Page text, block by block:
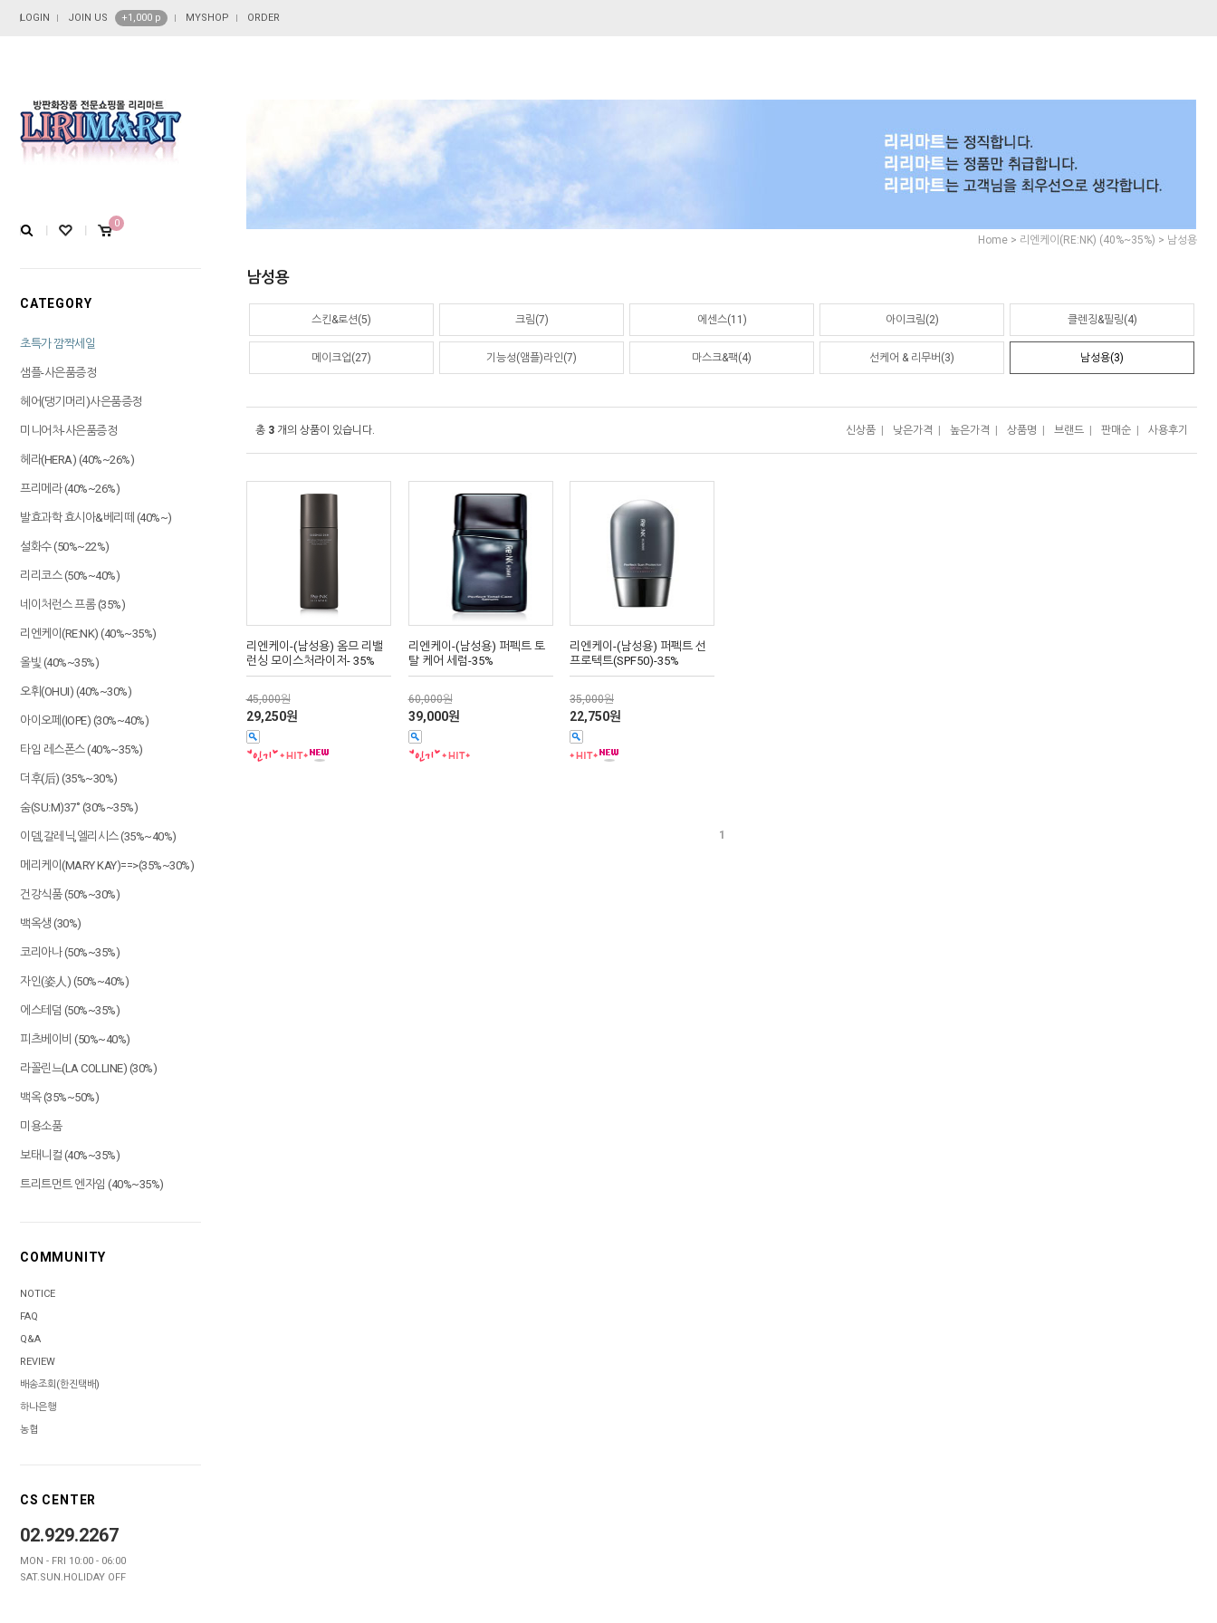
LOGIN JOIN US +1,000 p MYSHOP ORDER
0
CATEGORY
초특가 깜짝세일
샘플-사은품증정
헤어(댕기머리)사은품증정
미니어처-사은품증정
헤라(HERA) (40%~26%)
프리메라 (40%~26%)
발효과학 효시아&베리떼 (40%~)
설화수 (50%~22%)
리리코스 (50%~40%)
네이처런스 프롬 (35%)
리엔케이(RE:NK) (40%~35%)
올빛 (40%~35%)
오휘(OHUI) (40%~30%)
아이오페(IOPE) (30%~40%)
타임 레스폰스 (40%~35%)
더후(后) (35%~30%)
숨(SU:M)37˚ (30%~35%)
이뎀,갈레닉,엘리시스 (35%~40%)
메리케이(MARY KAY)==>(35%~30%)
건강식품 (50%~30%)
백옥생 (30%)
코리아나 (50%~35%)
자인(姿人) (50%~40%)
에스테덤 (50%~35%)
피츠베이비 (50%~40%)
라꼴린느(LA COLLINE) (30%)
백옥 (35%~50%)
미용소품
보태니컬 (40%~35%)
트리트먼트 엔자임 (40%~35%)
COMMUNITY
NOTICE
FAQ
Q&A
REVIEW
배송조회(한진택배)
하나은행
농협
CS CENTER
02.929.2267
MON - FRI 10:00 - 06:00
SAT.SUN.HOLIDAY OFF
Home > 리엔케이(RE:NK) (40%~35%) > 남성용
남성용
스킨&로션(5) 크림(7) 에센스(11) 아이크림(2) 클렌징&필링(4)
메이크업(27) 기능성(앰플)라인(7) 마스크&팩(4) 선케어 & 리무버(3) 남성용(3)
총 3 개의 상품이 있습니다. 신상품 낮은가격 높은가격 상품명 브랜드 판매순 사용후기
리엔케이-(남성용) 옴므 리밸
런싱 모이스처라이저- 35%
45,000원
29,250원
리엔케이-(남성용) 퍼펙트 토
탈 케어 세럼-35%
60,000원
39,000원
리엔케이-(남성용) 퍼펙트 선
프로텍트(SPF50)-35%
35,000원
22,750원
1